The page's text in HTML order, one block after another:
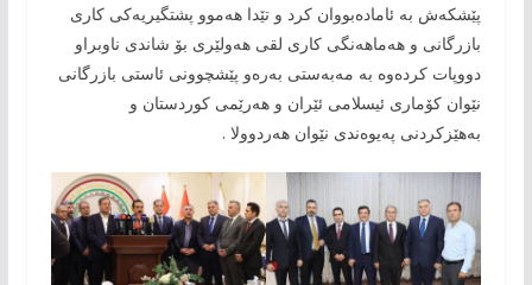
پێشکەش بە ئامادەبووان کرد و تێدا هەموو پشتگیریەکی کاری
بازرگانی و هەماهەنگی کاری لقی هەولێری بۆ شاندی ناوبراو
دووپات کردەوە بە مەبەستی بەرەو پێشچوونی ئاستی بازرگانی
نێوان کۆماری ئیسلامی ئێران و هەرێمی کوردستان و
بەهێزکردنی پەیوەندی نێوان هەردوولا .